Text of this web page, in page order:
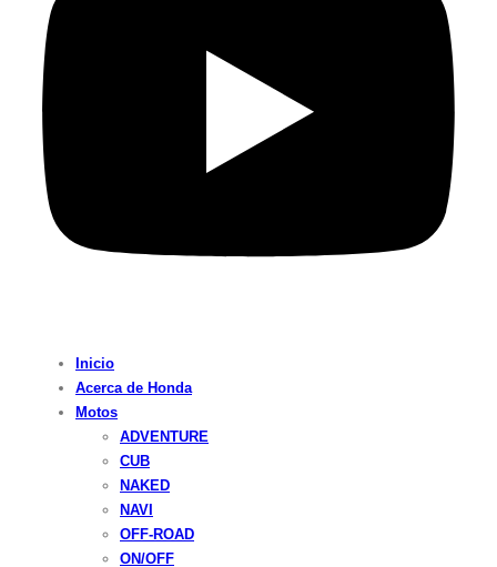
Inicio
Acerca de Honda
Motos
ADVENTURE
CUB
NAKED
NAVI
OFF-ROAD
ON/OFF